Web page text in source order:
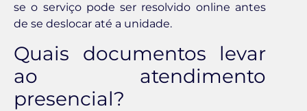
se o serviço pode ser resolvido online antes
de se deslocar até a unidade.
Quais documentos levar
ao atendimento
presencial?